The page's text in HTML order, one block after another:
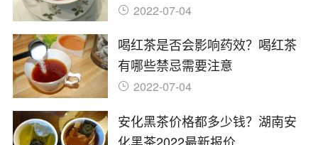
2022-07-04
喝红茶是否会影响药效？喝红茶
有哪些禁忌需要注意
2022-07-04
安化黑茶价格都多少钱？湖南安
化黑茶2022最新报价